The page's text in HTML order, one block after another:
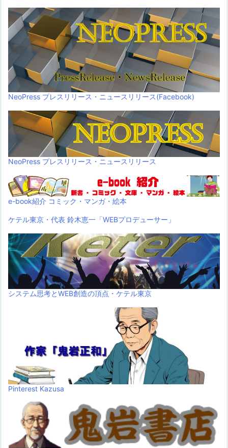
NeoPress プレスリリース・ニュースリリース(Facebook)
NeoPress プレスリリース・ニュースリリース
e-book紹介 コミック・マンガ・絵本
ケテル東京・代表 鈴木恵一「WEBプロデューサー」
システム思考とWEB創造の頂点・ケテル東京
Pinterest Kazusa